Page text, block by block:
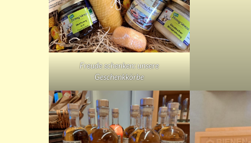
Freude schenken: unsere
Geschenkkörbe